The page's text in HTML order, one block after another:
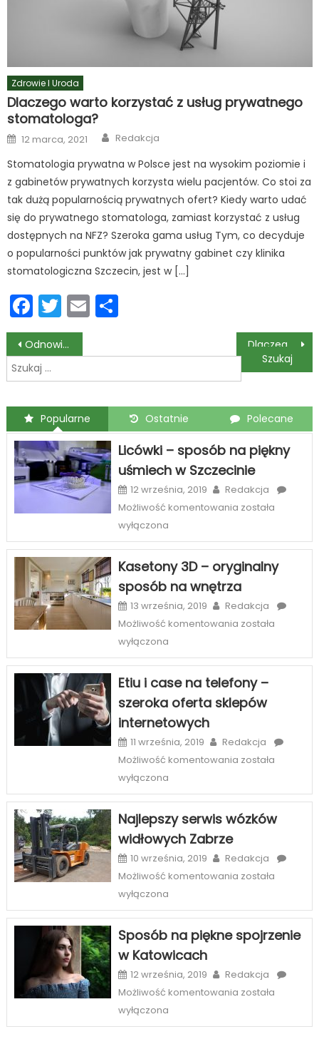
Zdrowie I Uroda
Dlaczego warto korzystać z usług prywatnego
stomatologa?
Posted
on
12 marca, 2021 Author
Redakcja
Stomatologia prywatna w Polsce jest na wysokim poziomie i
z gabinetów prywatnych korzysta wielu pacjentów. Co stoi za
tak dużą popularnością prywatnych ofert? Kiedy warto udać
się do prywatnego stomatologa, zamiast korzystać z usług
dostępnych na NFZ? Szeroka gama usług Tym, co decyduje
o popularności punktów jak prywatny gabinet czy klinika
stomatologiczna Szczecin, jest w […]
Facebook
Twitter
Email
Nawigacja
wpisu
Odnowienie uprawnień sep
Szukaj:
Popularne Ostatnie Polecane
Licówki – sposób na piękny
uśmiech w Szczecinie
12 września, 2019
Redakcja
Możliwość komentowania Licówki
sposób
piękny
uśmiech
w
Szczecinie
została
wyłączona
Kasetony 3D – oryginalny
sposób na wnętrza
13 września, 2019
Redakcja
Możliwość komentowania Kasetony
–
sposób
na
została
wyłączona
Etiu i case na telefony –
szeroka oferta sklepów
internetowych
11 września, 2019
Redakcja
Możliwość komentowania Etiu
case
telefony
szeroka
oferta
została
wyłączona
Najlepszy serwis wózków
widłowych Zabrze
10 września, 2019
Redakcja
Możliwość komentowania Najlepszy
wózków
Zabrze
została
wyłączona
Sposób na piękne spojrzenie
w Katowicach
12 września, 2019
Redakcja
Możliwość komentowania Sposób
piękne
została
wyłączona